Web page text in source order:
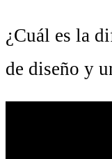
¿Cuál es la
de diseño y